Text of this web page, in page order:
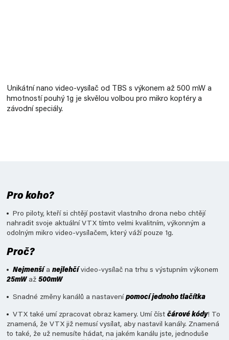
Unikátní nano video-vysílač od TBS s výkonem až 500 mW a
hmotností pouhý 1g je skvělou volbou pro mikro koptéry a
závodní speciály.
Pro koho?
Pro piloty, kteří si chtějí postavit vlastního drona nebo chtějí
nahradit svoje aktuální VTX tímto velmi kvalitním, výkonným a
odolným mikro video-vysílačem, který váží pouze 1g.
Proč?
Nejmenší a nejlehčí video-vysílač na trhu s výstupním výkonem
25mWaž 500mW
Snadné změny kanálů a nastavenípomocí jednoho tlačítka
VTX také umí zpracovat obraz kamery. Umí číst čárové kódy! To
znamená, že VTX již nemusí vysílat, aby nastavil kanály. Znamená
to také, že už nemusíte hádat, na jakém kanálu jste, jednoduše